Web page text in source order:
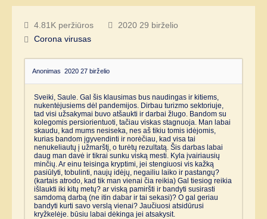
4.81K peržiūros
2020 29 birželio
Corona virusas
Anonimas 2020 27 birželio
Sveiki, Saule. Gal šis klausimas bus naudingas ir kitiems,
nukentėjusiems dėl pandemijos. Dirbau turizmo sektoriuje,
tad visi užsakymai buvo atšaukti ir darbai žlugo. Bandom su
kolegomis persiorientuoti, tačiau viskas stagnuoja. Man labai
skaudu, kad mums nesiseka, nes aš tikiu tomis idėjomis,
kurias bandom įgyvendinti ir norėčiau, kad visa tai
nenukeliautų į užmarštį, o turėtų rezultatą. Šis darbas labai
daug man davė ir tikrai sunku viską mesti. Kyla įvairiausių
minčių. Ar einu teisinga kryptimi, jei stengiuosi vis kažką
pasiūlyti, tobulinti, naujų idėjų, negailiu laiko ir pastangų?
(kartais atrodo, kad tik man vienai čia reikia) Gal tiesiog reikia
išlaukti iki kitų metų? ar viską pamiršti ir bandyti susirasti
samdomą darbą (ne itin dabar ir tai sekasi)? O gal geriau
bandyti kurti savo verslą vienai? Jaučiuosi atsidūrusi
kryžkelėje. būsiu labai dėkinga jei atsakysit.